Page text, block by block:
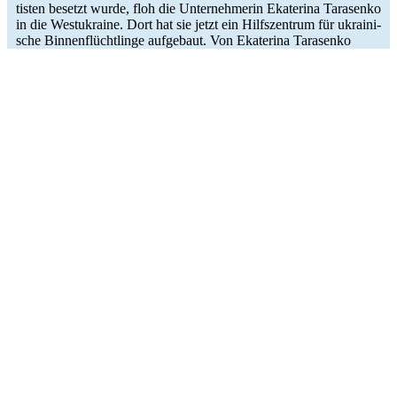
tis­ten besetzt wurde, floh die Unter­neh­me­rin Eka­te­rina Tara­senko
in die West­ukraine. Dort hat sie jetzt ein Hilfs­zen­trum für ukrai­ni­
sche Bin­nen­flücht­linge auf­ge­baut. Von Eka­te­rina Tarasenko